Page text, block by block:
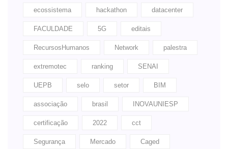
ecossistema hackathon datacenter
FACULDADE 5G editais
RecursosHumanos Network palestra
extremotec ranking SENAI
UEPB selo setor BIM
associação brasil INOVAUNIESP
certificação 2022 cct
Segurança Mercado Caged